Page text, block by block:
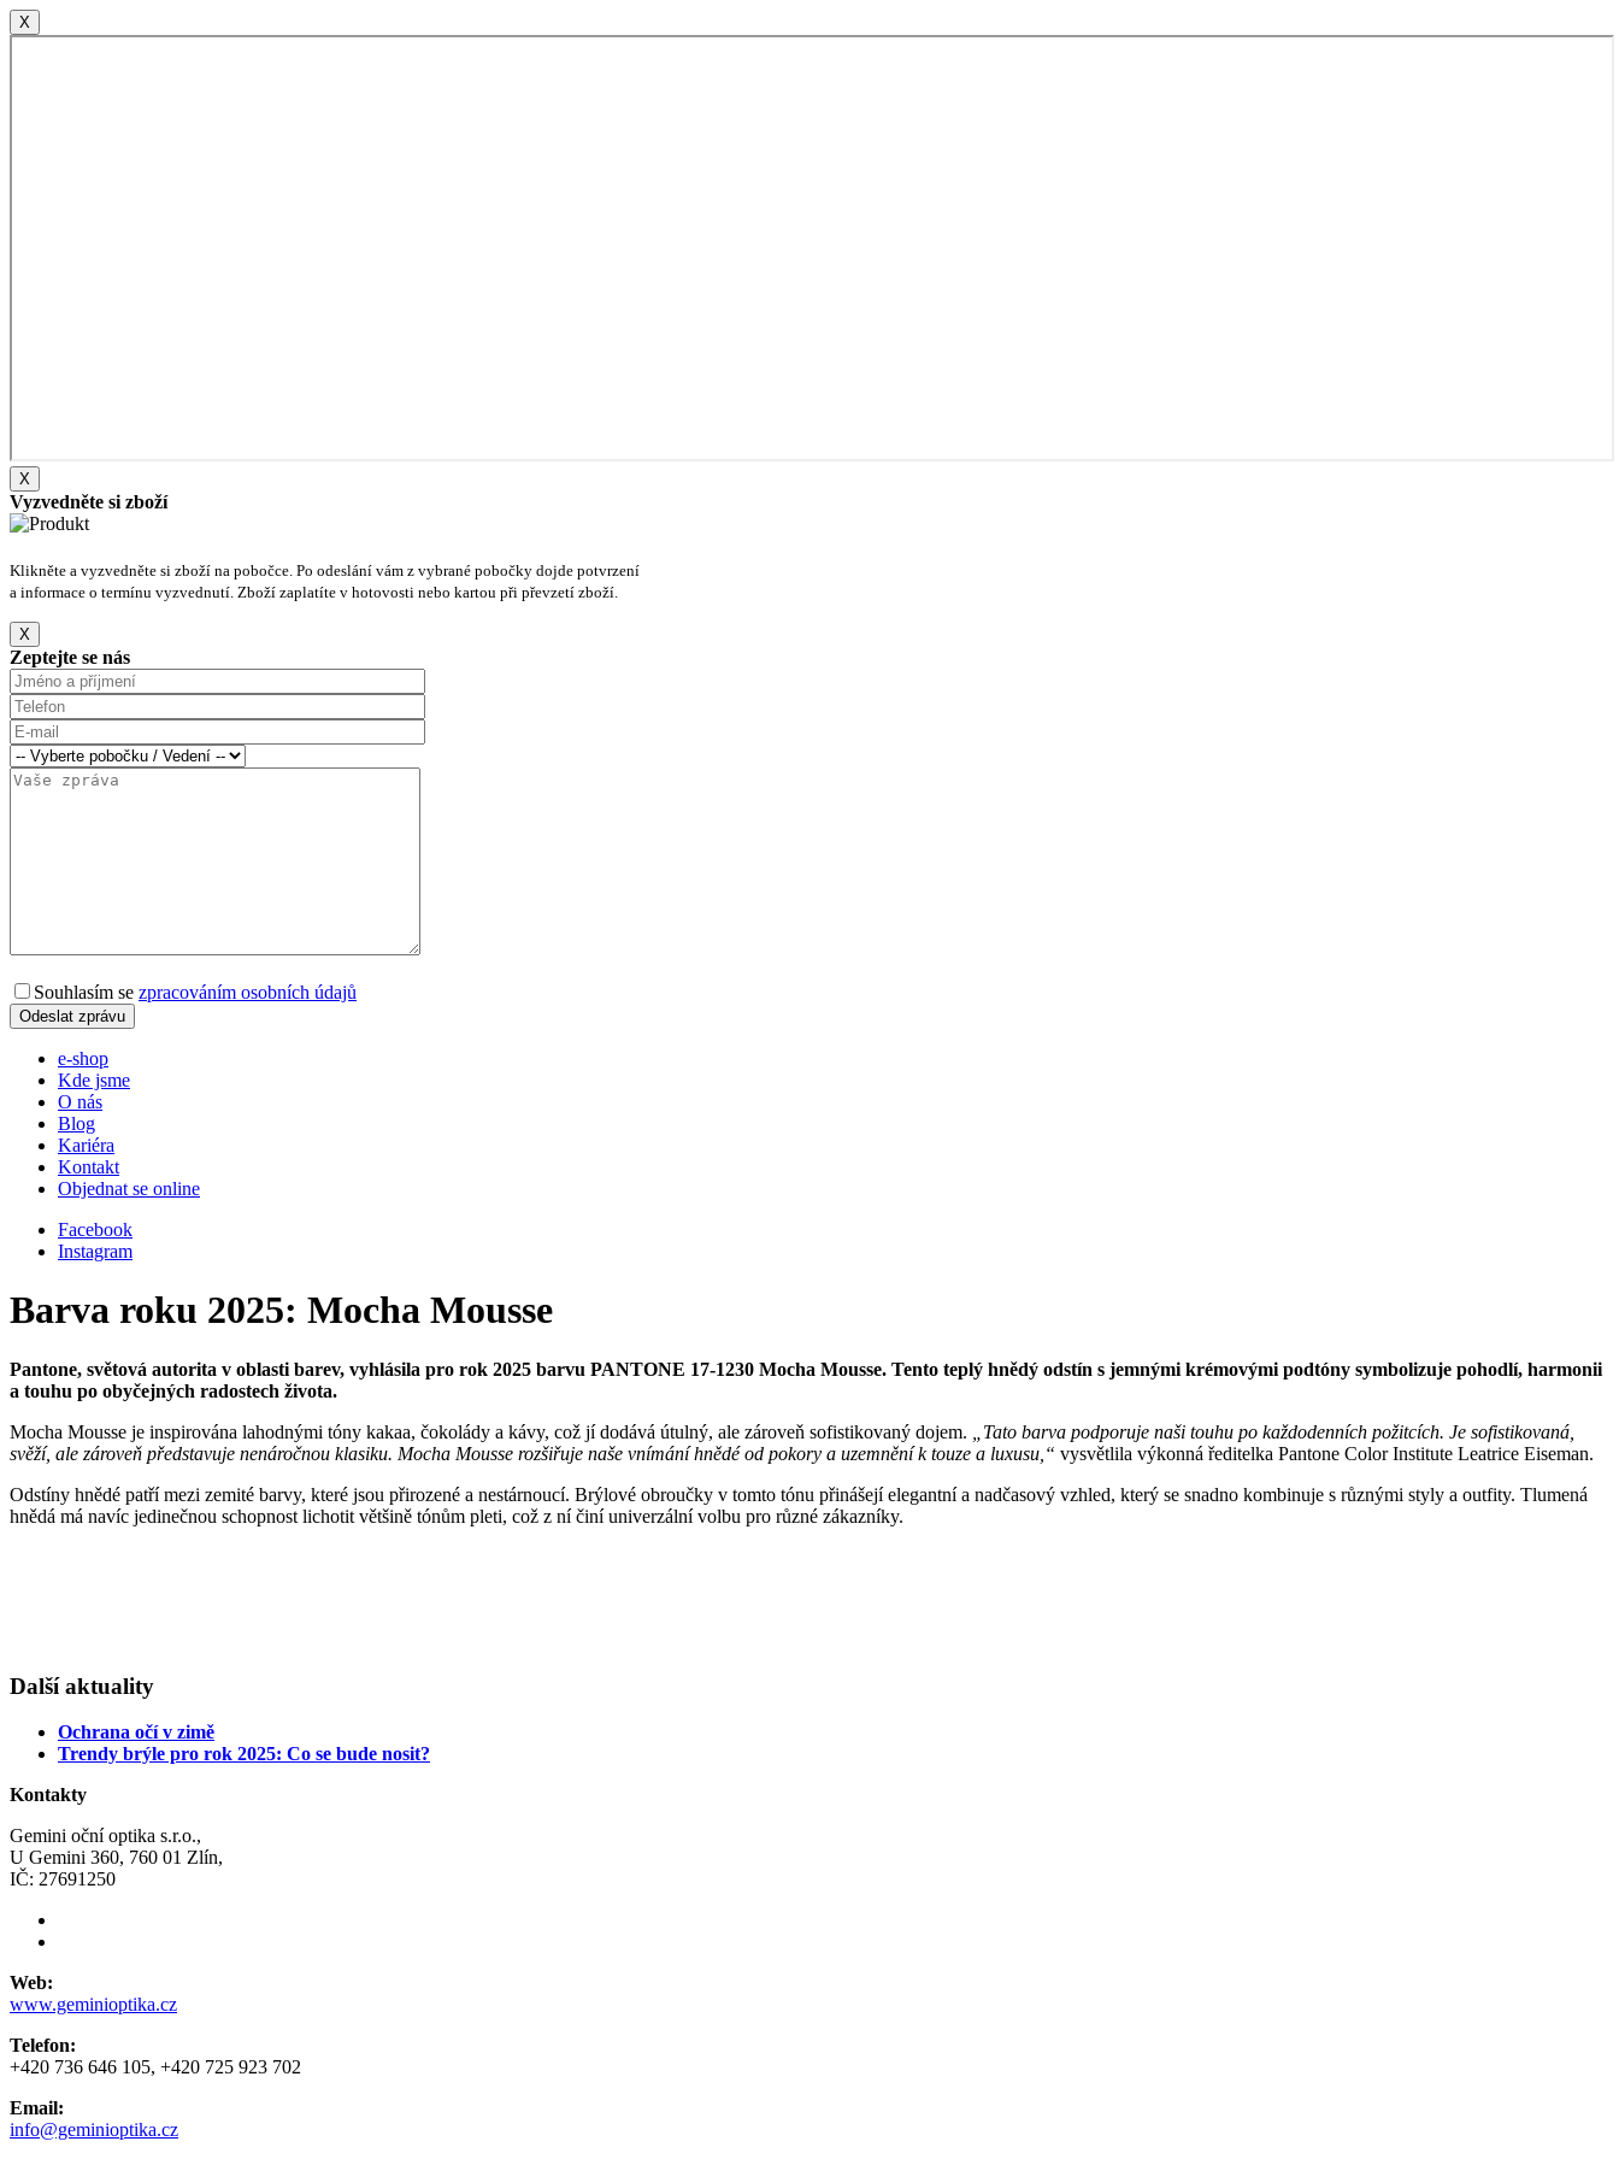
X
X
Vyzvedněte si zboží
Klikněte a vyzvedněte si zboží na pobočce. Po odeslání vám z vybrané pobočky dojde potvrzení
a informace o termínu vyzvednutí. Zboží zaplatíte v hotovosti nebo kartou při převzetí zboží.
X
Zeptejte se nás
Souhlasím se zpracováním osobních údajů
e-shop
Kde jsme
O nás
Blog
Kariéra
Kontakt
Objednat se online
Facebook
Instagram
Barva roku 2025: Mocha Mousse
Pantone, světová autorita v oblasti barev, vyhlásila pro rok 2025 barvu PANTONE 17-1230 Mocha Mousse. Tento teplý hnědý odstín s jemnými krémovými podtóny symbolizuje pohodlí, harmonii
a touhu po obyčejných radostech života.
Mocha Mousse je inspirována lahodnými tóny kakaa, čokolády a kávy, což jí dodává útulný, ale zároveň sofistikovaný dojem.
„Tato barva podporuje naši touhu po každodenních požitcích. Je sofistikovaná,
svěží, ale zároveň představuje nenáročnou klasiku. Mocha Mousse rozšiřuje naše vnímání hnědé od pokory a uzemnění k touze a luxusu,“ vysvětlila výkonná ředitelka Pantone Color Institute Leatrice Eiseman.
Odstíny hnědé patří mezi zemité barvy, které jsou přirozené a nestárnoucí. Brýlové obroučky v tomto tónu přinášejí elegantní a nadčasový vzhled, který se snadno kombinuje s různými styly a outfity. Tlumená
hnědá má navíc jedinečnou schopnost lichotit většině tónům pleti, což z ní činí univerzální volbu pro různé zákazníky.
Další aktuality
Ochrana očí v zimě
Trendy brýle pro rok 2025: Co se bude nosit?
Kontakty
Gemini oční optika s.r.o.,
U Gemini 360, 760 01 Zlín,
IČ: 27691250
Web:
www.geminioptika.cz
Telefon:
+420 736 646 105, +420 725 923 702
Email:
info@geminioptika.cz